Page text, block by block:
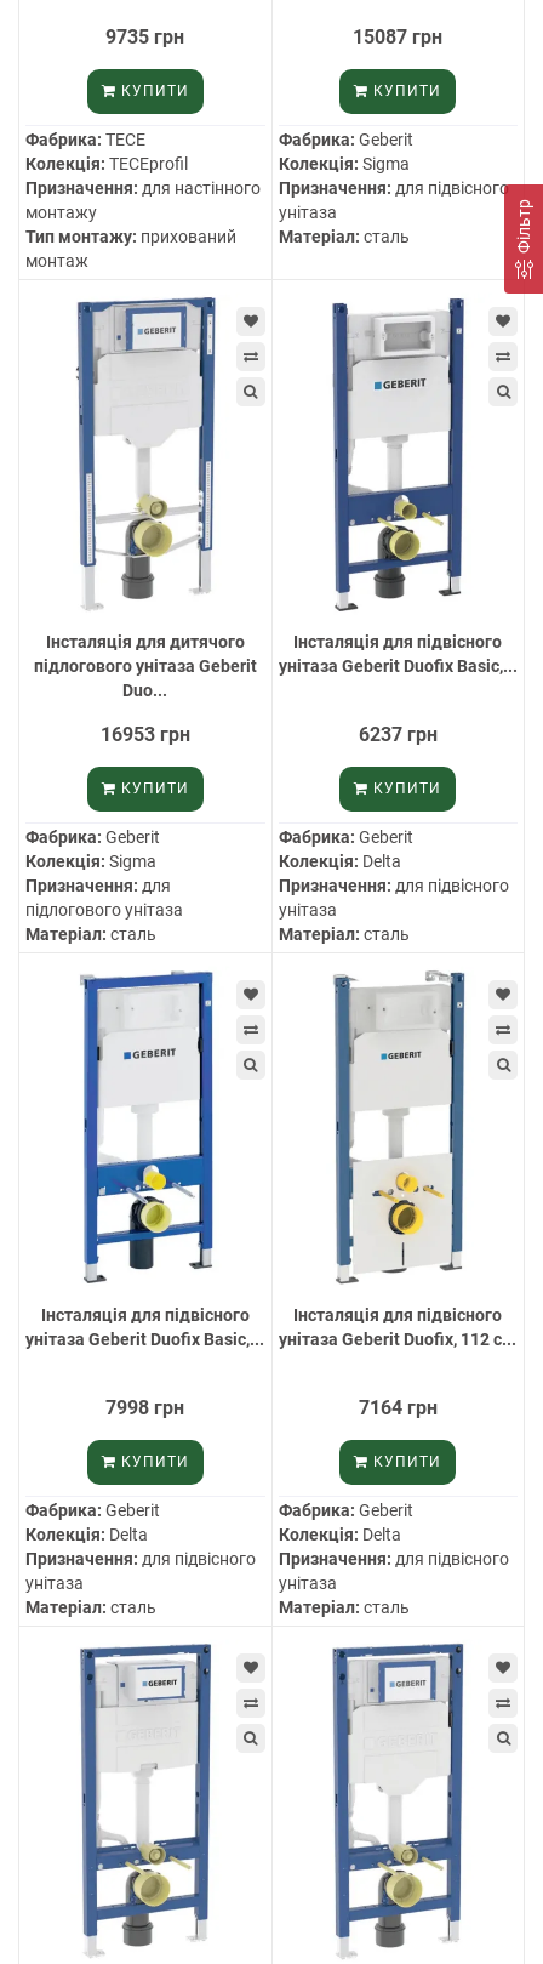
Фільтр
9735 грн
КУПИТИ
Фабрика: TECE
Колекція: TECEprofil
Призначення: для настінного
монтажу
Тип монтажу: прихований
монтаж
15087 грн
КУПИТИ
Фабрика: Geberit
Колекція: Sigma
Призначення: для підвісного
унітаза
Матеріал: сталь
Інсталяція для дитячого
підлогового унітаза Geberit
Duo...
16953 грн
КУПИТИ
Фабрика: Geberit
Колекція: Sigma
Призначення: для
підлогового унітаза
Матеріал: сталь
Інсталяція для підвісного
унітаза Geberit Duofix Basic,...
6237 грн
КУПИТИ
Фабрика: Geberit
Колекція: Delta
Призначення: для підвісного
унітаза
Матеріал: сталь
Інсталяція для підвісного
унітаза Geberit Duofix Basic,...
7998 грн
КУПИТИ
Фабрика: Geberit
Колекція: Delta
Призначення: для підвісного
унітаза
Матеріал: сталь
Інсталяція для підвісного
унітаза Geberit Duofix, 112 с...
7164 грн
КУПИТИ
Фабрика: Geberit
Колекція: Delta
Призначення: для підвісного
унітаза
Матеріал: сталь